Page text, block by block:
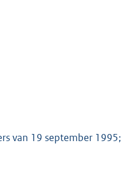
van 19 september 1995;